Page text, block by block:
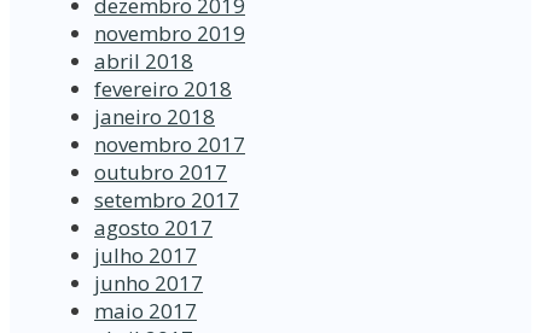
dezembro 2019
novembro 2019
abril 2018
fevereiro 2018
janeiro 2018
novembro 2017
outubro 2017
setembro 2017
agosto 2017
julho 2017
junho 2017
maio 2017